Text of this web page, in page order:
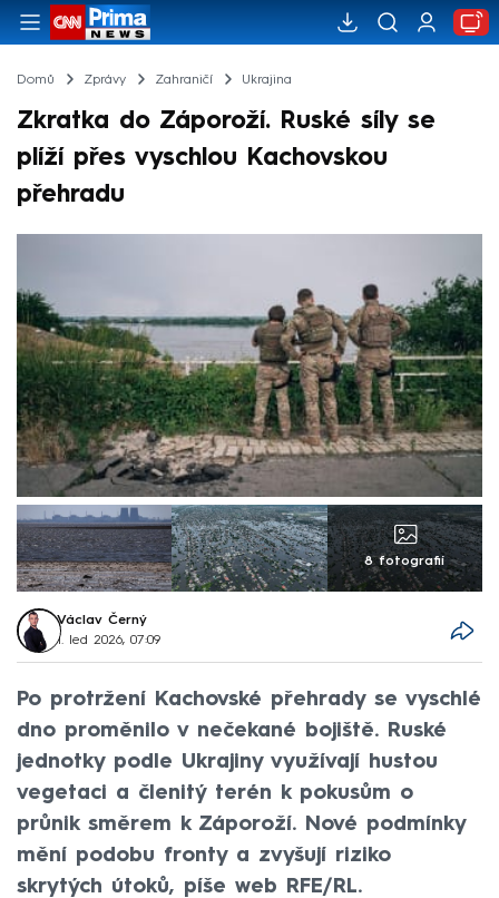
Domů Zprávy Zahraničí Ukrajina
Zkratka do Záporoží. Ruské síly se
plíží přes vyschlou Kachovskou
přehradu
8 fotografií
Václav Černý
1. led 2026, 07:09
Po protržení Kachovské přehrady se vyschlé
dno proměnilo v nečekané bojiště. Ruské
jednotky podle Ukrajiny využívají hustou
vegetaci a členitý terén k pokusům o
průnik směrem k Záporoží. Nové podmínky
mění podobu fronty a zvyšují riziko
skrytých útoků, píše web RFE/RL.